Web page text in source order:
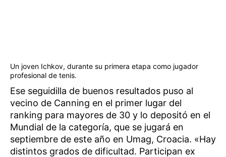
Un joven Ichkov, durante su primera etapa como jugador
profesional de tenis.
Ese seguidilla de buenos resultados puso al
vecino de Canning en el primer lugar del
ranking para mayores de 30 y lo depositó en el
Mundial de la categoría, que se jugará en
septiembre de este año en Umag, Croacia. «Hay
distintos grados de dificultad. Participan ex